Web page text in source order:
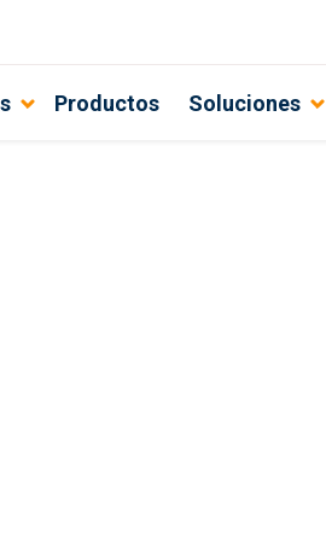
Productos Soluciones